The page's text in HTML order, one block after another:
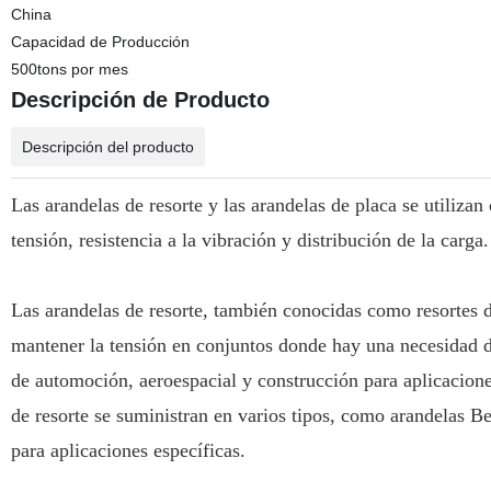
China
Capacidad de Producción
500tons por mes
Descripción de Producto
Descripción del producto
Las arandelas de resorte y las arandelas de placa se
tensión, resistencia a la vibración y distribución de la carga.
Las arandelas de resorte, también conocidas como
mantener la tensión en conjuntos donde hay una
de automoción, aeroespacial y construcción para
de resorte se suministran en varios tipos, como arandelas
para aplicaciones específicas.